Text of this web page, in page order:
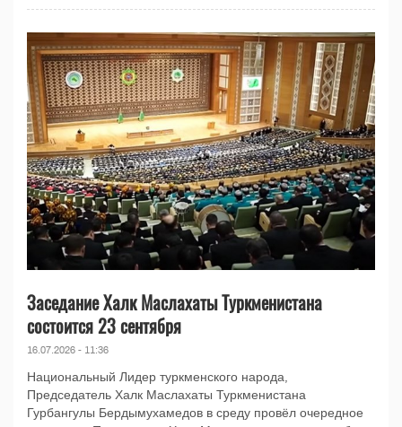
Заседание Халк Маслахаты Туркменистана
состоится 23 сентября
16.07.2026 - 11:36
Национальный Лидер туркменского народа,
Председатель Халк Маслахаты Туркменистана
Гурбангулы Бердымухамедов в среду провёл очередное